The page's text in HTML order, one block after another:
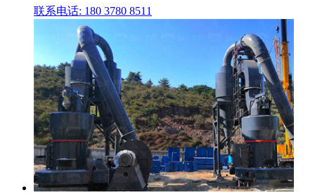
联系电话: 180 3780 8511